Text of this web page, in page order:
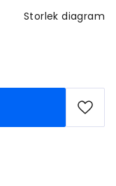
Storlek diagram